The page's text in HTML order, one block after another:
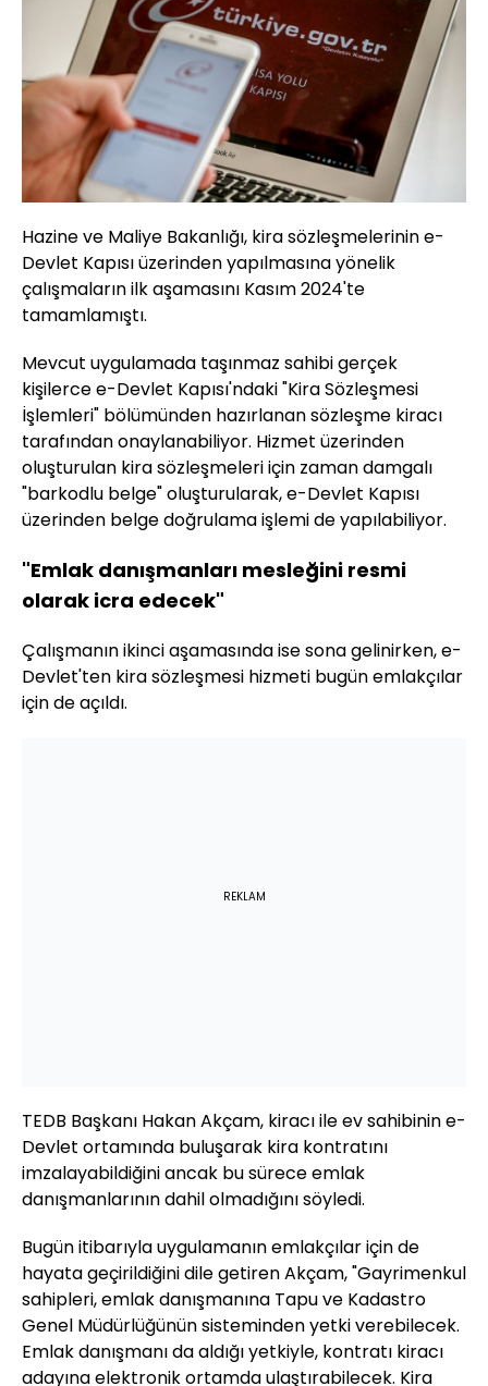
Hazine ve Maliye Bakanlığı, kira sözleşmelerinin e-
Devlet Kapısı üzerinden yapılmasına yönelik
çalışmaların ilk aşamasını Kasım 2024'te
tamamlamıştı.
Mevcut uygulamada taşınmaz sahibi gerçek
kişilerce e-Devlet Kapısı'ndaki "Kira Sözleşmesi
İşlemleri" bölümünden hazırlanan sözleşme kiracı
tarafından onaylanabiliyor. Hizmet üzerinden
oluşturulan kira sözleşmeleri için zaman damgalı
"barkodlu belge" oluşturularak, e-Devlet Kapısı
üzerinden belge doğrulama işlemi de yapılabiliyor.
"Emlak danışmanları mesleğini resmi
olarak icra edecek"
Çalışmanın ikinci aşamasında ise sona gelinirken, e-
Devlet'ten kira sözleşmesi hizmeti bugün emlakçılar
için de açıldı.
REKLAM
TEDB Başkanı Hakan Akçam, kiracı ile ev sahibinin e-
Devlet ortamında buluşarak kira kontratını
imzalayabildiğini ancak bu sürece emlak
danışmanlarının dahil olmadığını söyledi.
Bugün itibarıyla uygulamanın emlakçılar için de
hayata geçirildiğini dile getiren Akçam, "Gayrimenkul
sahipleri, emlak danışmanına Tapu ve Kadastro
Genel Müdürlüğünün sisteminden yetki verebilecek.
Emlak danışmanı da aldığı yetkiyle, kontratı kiracı
adayına elektronik ortamda ulaştırabilecek. Kira